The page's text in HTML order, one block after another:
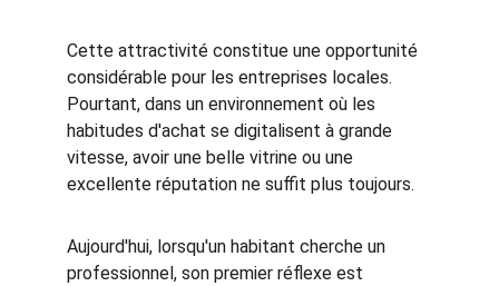
Cette attractivité constitue une opportunité
considérable pour les entreprises locales.
Pourtant, dans un environnement où les
habitudes d'achat se digitalisent à grande
vitesse, avoir une belle vitrine ou une
excellente réputation ne suffit plus toujours.
Aujourd'hui, lorsqu'un habitant cherche un
professionnel, son premier réflexe est